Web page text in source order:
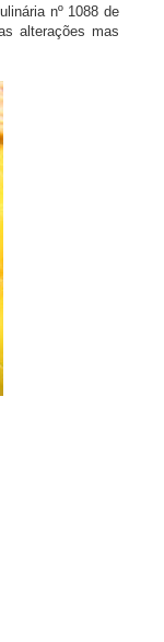
nº 1088 de
alterações mas